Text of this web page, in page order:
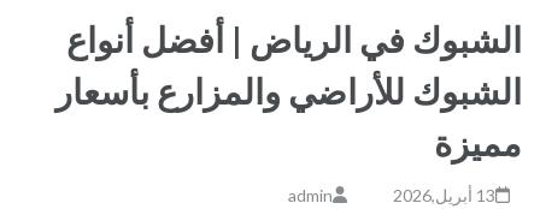
الشبوك في الرياض | أفضل أنواع
الشبوك للأراضي والمزارع بأسعار
مميزة
13 أبريل,2026 admin